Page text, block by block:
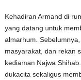
Kehadiran Armand di
yang datang untuk
almarhum.
masyarakat, dan rekan
kediaman Najwa
dukacita sekaligus